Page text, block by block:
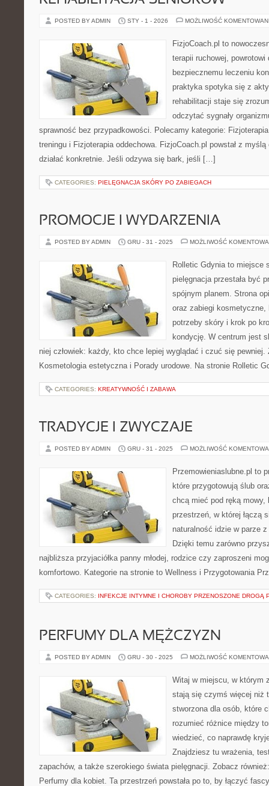
POSTED BY ADMIN STY - 1 - 2026 MOŻLIWOŚĆ
FizjoCoach.pl to
terapii ruchowej, powrotowi
bezpiecznemu leczeniu
praktyka spotyka się z
rehabilitacji staje się
odczytać sygnały
sprawność bez przypadkowości. Polecamy kategorie:
treningu i Fizjoterapia oddechowa. FizjoCoach.pl powstał z
działać konkretnie. Jeśli odzywa się bark, jeśli […]
CATEGORIES: PIELĘGNACJA SKÓRY PO ZABIEGACH
PROMOCJE I WYDARZENIA
POSTED BY ADMIN GRU - 31 - 2025 MOŻLIWOŚĆ
Rolletic Gdynia to miejsce
pielęgnacja przestała być
spójnym planem. Strona
oraz zabiegi kosmetyczne,
potrzeby skóry i krok po
kondycję. W centrum jest
niej człowiek: każdy, kto chce lepiej wyglądać i czuć się pewniej.
Kosmetologia estetyczna i Porady urodowe. Na stronie Rolletic
CATEGORIES: KREATYWNOŚĆ I ZABAWA
TRADYCJE I ZWYCZAJE
POSTED BY ADMIN GRU - 31 - 2025 MOŻLIWOŚĆ
Przemowieniaslubne.pl to
które przygotowują ślub
chcą mieć pod ręką mowy,
przestrzeń, w której łączą
naturalność idzie w parze
Dzięki temu zarówno
najbliższa przyjaciółka panny młodej, rodzice czy zaproszeni
komfortowo. Kategorie na stronie to Wellness i Przygotowania
CATEGORIES: INFEKCJE INTYMNE I CHOROBY PRZENOSZONE DROGĄ
PERFUMY DLA MĘŻCZYZN
POSTED BY ADMIN GRU - 30 - 2025 MOŻLIWOŚĆ
Witaj w miejscu, w którym
stają się czymś więcej niż
stworzona dla osób, które
rozumieć różnice między
wiedzieć, co naprawdę
Znajdziesz tu wrażenia,
zapachów, a także szerokiego świata pielęgnacji. Zobacz
Perfumy dla kobiet. Ta przestrzeń powstała po to, by łączyć